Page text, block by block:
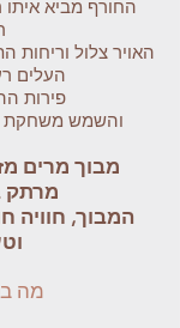
החורף מביא
האויר צלול וריחות
העלים
פירות
והשמש משחקת
מבוך מרים
מרתק
המבוך, חוויה
מה